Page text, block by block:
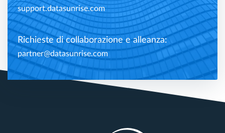
support.datasunrise.com
Richieste di collaborazione e alleanza:
partner@datasunrise.com